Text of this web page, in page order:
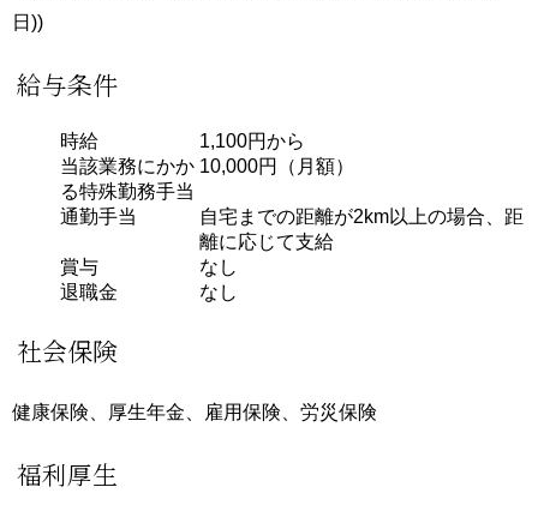
日))
給与条件
時給
1,100円から
当該業務にかか
る特殊勤務手当
10,000円（月額）
通勤手当
自宅までの距離が2km以上の場合、距
離に応じて支給
賞与
なし
退職金
なし
社会保険
健康保険、厚生年金、雇用保険、労災保険
福利厚生